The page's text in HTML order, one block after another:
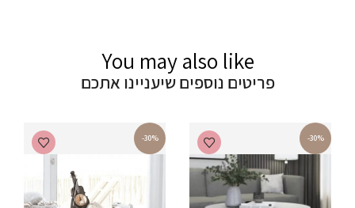
You may also like
פריטים נוספים שיעניינו אתכם
-30%
-30%